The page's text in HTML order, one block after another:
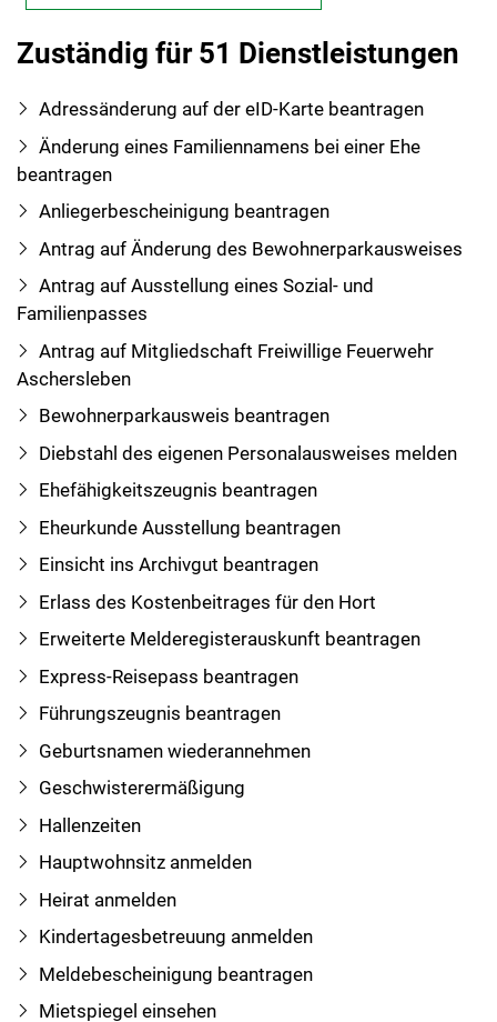
Zuständig für 51 Dienstleistungen
Adressänderung auf der eID-Karte beantragen
Änderung eines Familiennamens bei einer Ehe
beantragen
Anliegerbescheinigung beantragen
Antrag auf Änderung des Bewohnerparkausweises
Antrag auf Ausstellung eines Sozial- und
Familienpasses
Antrag auf Mitgliedschaft Freiwillige Feuerwehr
Aschersleben
Bewohnerparkausweis beantragen
Diebstahl des eigenen Personalausweises melden
Ehefähigkeitszeugnis beantragen
Eheurkunde Ausstellung beantragen
Einsicht ins Archivgut beantragen
Erlass des Kostenbeitrages für den Hort
Erweiterte Melderegisterauskunft beantragen
Express-Reisepass beantragen
Führungszeugnis beantragen
Geburtsnamen wiederannehmen
Geschwisterermäßigung
Hallenzeiten
Hauptwohnsitz anmelden
Heirat anmelden
Kindertagesbetreuung anmelden
Meldebescheinigung beantragen
Mietspiegel einsehen